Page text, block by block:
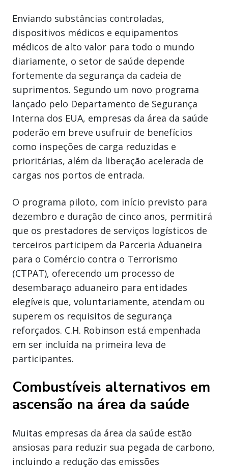
Enviando substâncias controladas,
dispositivos médicos e equipamentos
médicos de alto valor para todo o mundo
diariamente, o setor de saúde depende
fortemente da segurança da cadeia de
suprimentos. Segundo um novo programa
lançado pelo Departamento de Segurança
Interna dos EUA, empresas da área da saúde
poderão em breve usufruir de benefícios
como inspeções de carga reduzidas e
prioritárias, além da liberação acelerada de
cargas nos portos de entrada.
O programa piloto, com início previsto para
dezembro e duração de cinco anos, permitirá
que os prestadores de serviços logísticos de
terceiros participem da Parceria Aduaneira
para o Comércio contra o Terrorismo
(CTPAT), oferecendo um processo de
desembaraço aduaneiro para entidades
elegíveis que, voluntariamente, atendam ou
superem os requisitos de segurança
reforçados. C.H. Robinson está empenhada
em ser incluída na primeira leva de
participantes.
Combustíveis alternativos em
ascensão na área da saúde
Muitas empresas da área da saúde estão
ansiosas para reduzir sua pegada de carbono,
incluindo a redução das emissões